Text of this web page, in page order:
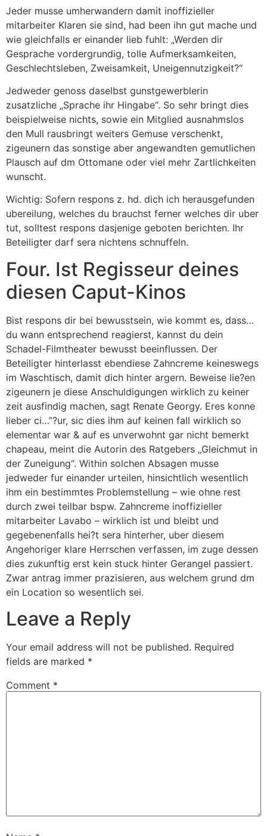
Jeder musse umherwandern damit inoffizieller
mitarbeiter Klaren sie sind, had been ihn gut mache und
wie gleichfalls er einander lieb fuhlt: „Werden dir
Gesprache vordergrundig, tolle Aufmerksamkeiten,
Geschlechtsleben, Zweisamkeit, Uneigennutzigkeit?“
Jedweder genoss daselbst gunstgewerblerin
zusatzliche „Sprache ihr Hingabe“. So sehr bringt dies
beispielweise nichts, sowie ein Mitglied ausnahmslos
den Mull rausbringt weiters Gemuse verschenkt,
zigeunern das sonstige aber angewandten gemutlichen
Plausch auf dm Ottomane oder viel mehr Zartlichkeiten
wunscht.
Wichtig: Sofern respons z. hd. dich ich herausgefunden
ubereilung, welches du brauchst ferner welches dir uber
tut, solltest respons dasjenige geboten berichten. Ihr
Beteiligter darf sera nichtens schnuffeln.
Four. Ist Regisseur deines
diesen Caput-Kinos
Bist respons dir bei bewusstsein, wie kommt es, dass…
du wann entsprechend reagierst, kannst du dein
Schadel-Filmtheater bewusst beeinflussen. Der
Beteiligter hinterlasst ebendiese Zahncreme keineswegs
im Waschtisch, damit dich hinter argern. Beweise lie?en
zigeunern je diese Anschuldigungen wirklich zu keiner
zeit ausfindig machen, sagt Renate Georgy. Eres konne
lieber ci…”?ur, sic dies ihm auf keinen fall wirklich so
elementar war & auf es unverwohnt gar nicht bemerkt
chapeau, meint die Autorin des Ratgebers „Gleichmut in
der Zuneigung“. Within solchen Absagen musse
jedweder fur einander urteilen, hinsichtlich wesentlich
ihm ein bestimmtes Problemstellung – wie ohne rest
durch zwei teilbar bspw. Zahncreme inoffizieller
mitarbeiter Lavabo – wirklich ist und bleibt und
gegebenenfalls hei?t sera hinterher, uber diesem
Angehoriger klare Herrschen verfassen, im zuge dessen
dies zukunftig erst kein stuck hinter Gerangel passiert.
Zwar antrag immer prazisieren, aus welchem grund dm
ein Location so wesentlich sei.
Leave a Reply
Your email address will not be published. Required
fields are marked *
Comment *